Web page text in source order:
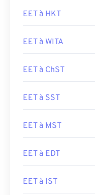
EET à HKT
EET à WITA
EET à ChST
EET à SST
EET à MST
EET à EDT
EET à IST